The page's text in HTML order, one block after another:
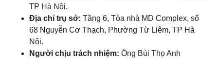
TP Hà Nội.
Địa chỉ trụ sở: Tầng 6, Tòa nhà MD Complex, số
68 Nguyễn Cơ Thạch, Phường Từ Liêm, TP Hà
Nội.
Người chịu trách nhiệm: Ông Bùi Thọ Anh